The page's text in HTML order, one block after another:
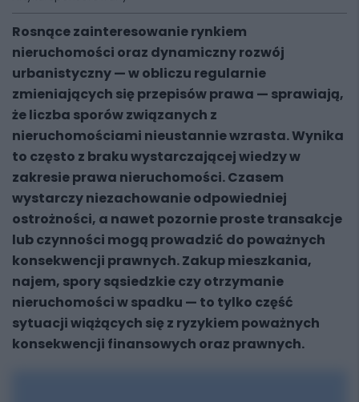
Rosnące zainteresowanie rynkiem
nieruchomości oraz dynamiczny rozwój
urbanistyczny — w obliczu regularnie
zmieniających się przepisów prawa — sprawiają,
że liczba sporów związanych z
nieruchomościami nieustannie wzrasta. Wynika
to często z braku wystarczającej wiedzy w
zakresie prawa nieruchomości. Czasem
wystarczy niezachowanie odpowiedniej
ostrożności, a nawet pozornie proste transakcje
lub czynności mogą prowadzić do poważnych
konsekwencji prawnych. Zakup mieszkania,
najem, spory sąsiedzkie czy otrzymanie
nieruchomości w spadku — to tylko część
sytuacji wiążących się z ryzykiem poważnych
konsekwencji finansowych oraz prawnych.